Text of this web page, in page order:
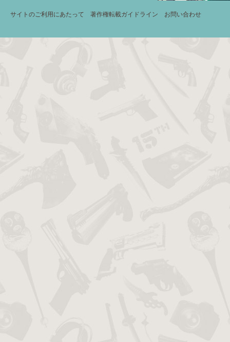
サイトのご利用にあたって 著作権転載ガイドライン お問い合わせ